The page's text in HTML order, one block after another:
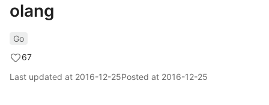
olang
Go
67
Last updated at 2016-12-25Posted at 2016-12-25